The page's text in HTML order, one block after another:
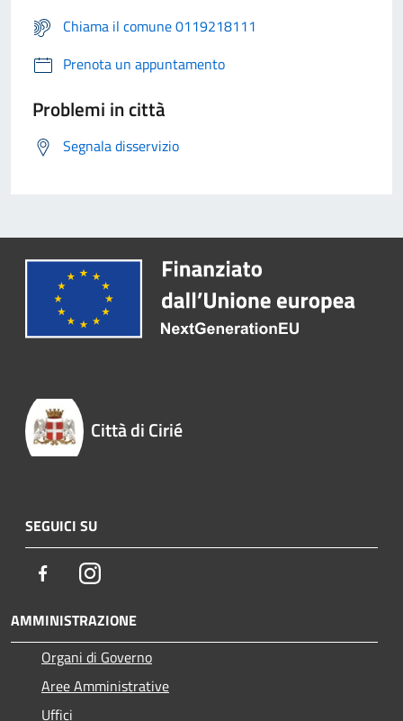
Chiama il comune 0119218111
Prenota un appuntamento
Problemi in città
Segnala disservizio
Città di Cirié
SEGUICI SU
FacebookInstagram
AMMINISTRAZIONE
Organi di Governo
Aree Amministrative
Uffici